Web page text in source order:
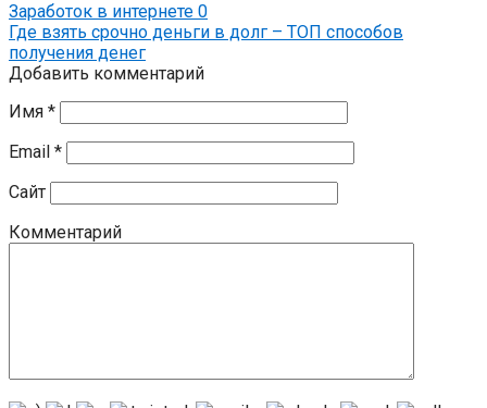
Заработок в интернете 0
Где взять срочно деньги в долг – ТОП способов
получения денег
Добавить комментарий
Имя *
Email *
Сайт
Комментарий